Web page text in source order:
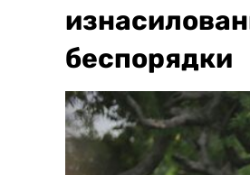
беспорядки